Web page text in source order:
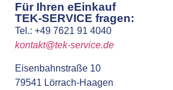
Für Ihren eEinkauf
TEK-SERVICE fragen:
Tel.: +49 7621 91 4040
kontakt@tek-service.de
Eisenbahnstraße 10
79541 Lörrach-Haagen